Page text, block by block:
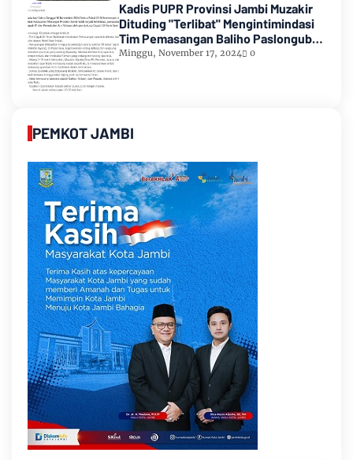
Kadis PUPR Provinsi Jambi Muzakir
Dituding "Terlibat" Mengintimindasi
Tim Pemasangan Baliho Paslongub
Romi-Sudirman
Minggu, November 17, 2024 0
PEMKOT JAMBI